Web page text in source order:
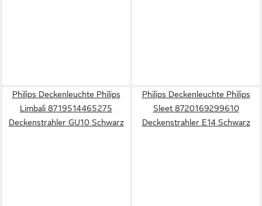
Philips Deckenleuchte Philips
Limbali 8719514465275
Deckenstrahler GU10 Schwarz
Philips Deckenleuchte Philips
Sleet 8720169299610
Deckenstrahler E14 Schwarz